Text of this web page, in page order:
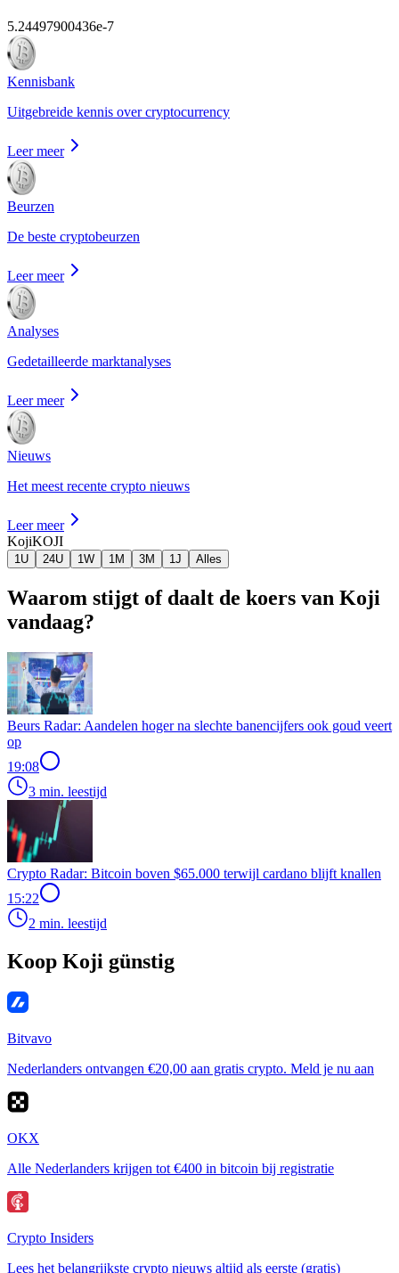
5.24497900436e-7
Kennisbank
Uitgebreide kennis over cryptocurrency
Leer meer
Beurzen
De beste cryptobeurzen
Leer meer
Analyses
Gedetailleerde marktanalyses
Leer meer
Nieuws
Het meest recente crypto nieuws
Leer meer
KojiKOJI
1U 24U 1W 1M 3M 1J Alles
Waarom stijgt of daalt de koers van Koji
vandaag?
Beurs Radar: Aandelen hoger na slechte banencijfers ook goud veert
op
19:08
3 min. leestijd
Crypto Radar: Bitcoin boven $65.000 terwijl cardano blijft knallen
15:22
2 min. leestijd
Koop Koji günstig
Bitvavo
Nederlanders ontvangen €20,00 aan gratis crypto. Meld je nu aan
OKX
Alle Nederlanders krijgen tot €400 in bitcoin bij registratie
Crypto Insiders
Lees het belangrijkste crypto nieuws altijd als eerste (gratis)